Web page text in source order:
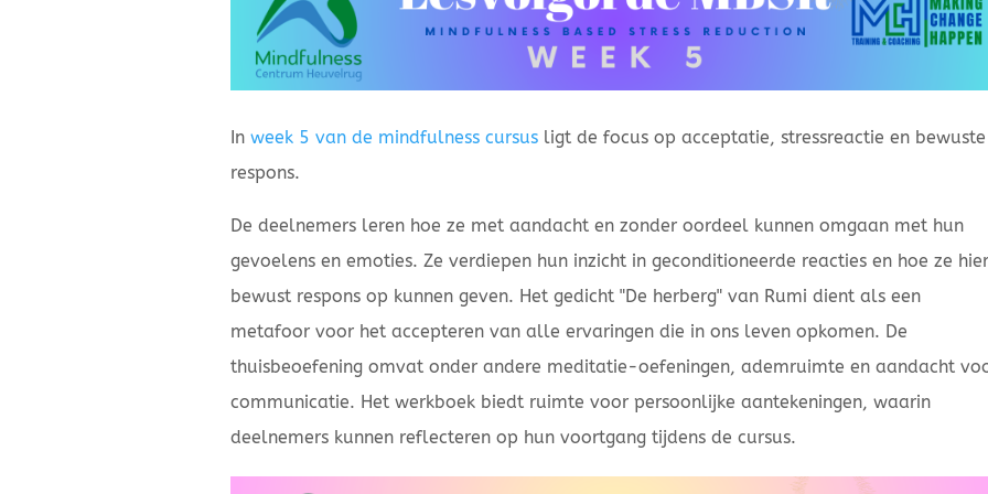
Inweek 5 van de mindfulness cursus ligt de focus op acceptatie, stressreactie en bewuste
respons.
De deelnemers leren hoe ze met aandacht en zonder oordeel kunnen omgaan met hun
gevoelens en emoties. Ze verdiepen hun inzicht in geconditioneerde reacties en hoe ze
bewust respons op kunnen geven. Het gedicht "De herberg" van Rumi dient als een
metafoor voor het accepteren van alle ervaringen die in ons leven opkomen. De
thuisbeoefening omvat onder andere meditatie-oefeningen, ademruimte en aandacht
communicatie. Het werkboek biedt ruimte voor persoonlijke aantekeningen, waarin
deelnemers kunnen reflecteren op hun voortgang tijdens de cursus.